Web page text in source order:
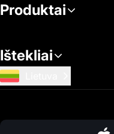
Produktai
Ištekliai